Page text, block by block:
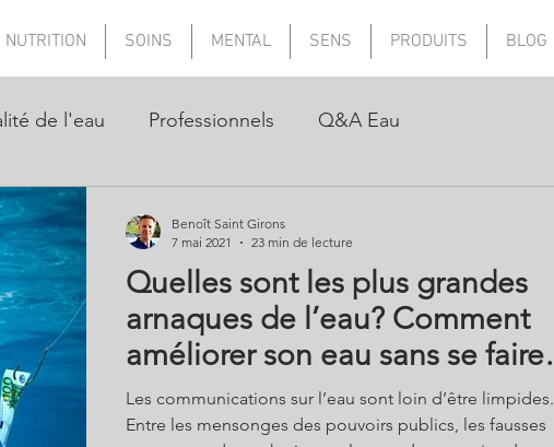
NUTRITION SOINS MENTAL SENS PRODUITS BLOG
de l'eau Professionnels Q&A Eau
Quelles sont les plus grandes
arnaques de l’eau? Comment
améliorer son eau sans se faire
avoir?
Les communications sur l’eau sont loin d’être limpides.
Entre les mensonges des pouvoirs publics, les fausses
Benoît Saint Girons
7 mai 2021
23 min de lecture